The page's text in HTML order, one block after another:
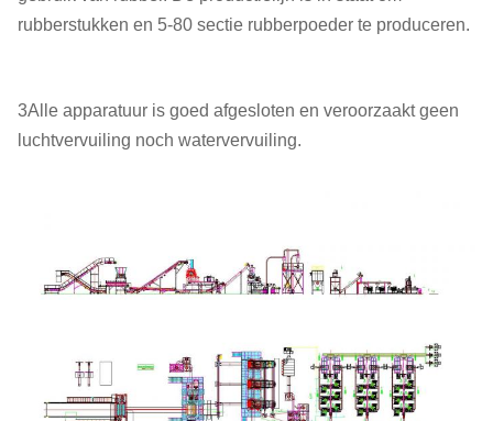
rubberstukken en 5-80 sectie rubberpoeder te produceren.
3Alle apparatuur is goed afgesloten en veroorzaakt geen
luchtvervuiling noch watervervuiling.